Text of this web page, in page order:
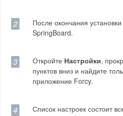
После окончания
SpringBoard.
Откройте Настройки,
пунктов вниз и найдите
приложение Forcy.
Список настроек состоит